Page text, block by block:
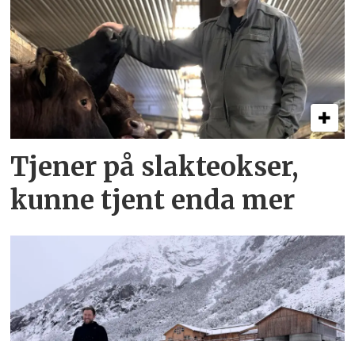
Tjener på slakteokser,
kunne tjent enda mer